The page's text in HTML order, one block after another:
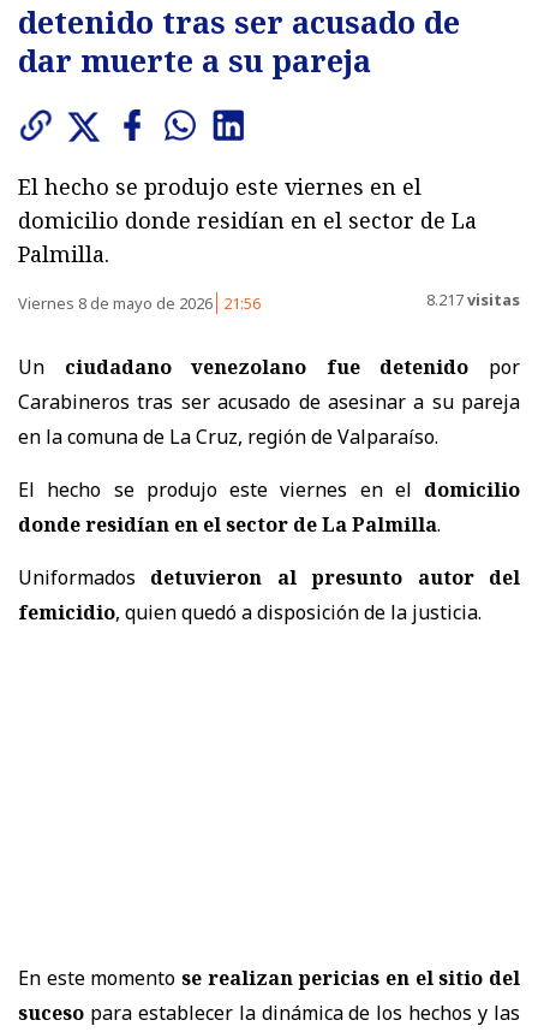
detenido tras ser acusado de
dar muerte a su pareja
El hecho se produjo este viernes en el
domicilio donde residían en el sector de La
Palmilla.
Viernes 8 de mayo de 2026 21:56 8.217visitas
Un ciudadano venezolano fue detenido por
Carabineros tras ser acusado de asesinar a su pareja
en la comuna de La Cruz, región de Valparaíso.
El hecho se produjo este viernes en el domicilio
donde residían en el sector de La Palmilla.
Uniformados detuvieron al presunto autor del
femicidio, quien quedó a disposición de la justicia.
En este momento se realizan pericias en el sitio del
suceso para establecer la dinámica de los hechos y las